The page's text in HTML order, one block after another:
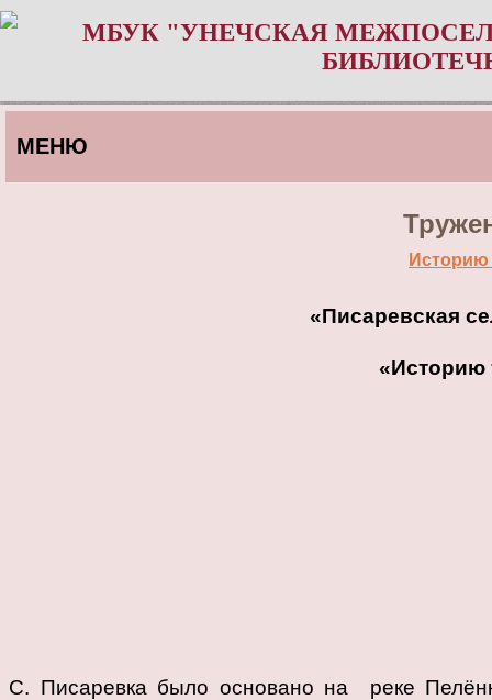
МБУК "УНЕЧСКАЯ
МЕНЮ
Историю
«Писаревская
«Историю
С. Писаревка было основано на реке